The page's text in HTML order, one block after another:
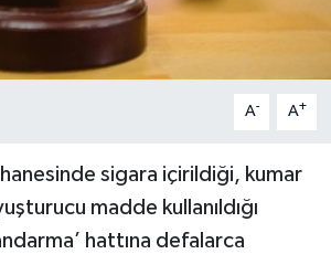
A- A+
sigara içirildiği, kumar
madde kullanıldığı
hattına defalarca